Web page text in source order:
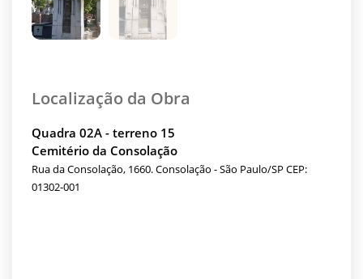
Localização da Obra
Quadra 02A - terreno 15
Cemitério da Consolação
Rua da Consolação, 1660. Consolação - São Paulo/SP CEP:
01302-001